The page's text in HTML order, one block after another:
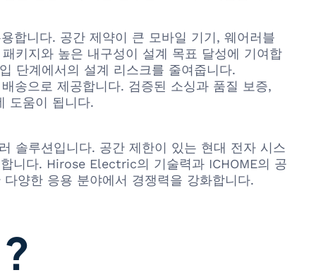
합니다. 공간 제약이 큰 모바일 기기, 웨어러블
키지와 높은 내구성이 설계 목표 달성에 기여합
단계에서의 설계 리스크를 줄여줍니다.
송으로 제공합니다. 검증된 소싱과 품질 보증,
도움이 됩니다.
솔루션입니다. 공간 제한이 있는 현대 전자 시스
니다. Hirose Electric의 기술력과 ICHOME의 공
양한 응용 분야에서 경쟁력을 강화합니다.